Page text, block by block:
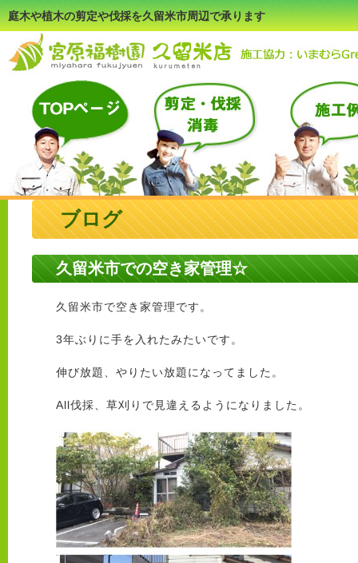
庭木や植木の剪定や伐採を久留米市周辺で承ります
ブログ
久留米市での空き家管理☆
久留米市で空き家管理です。
3年ぶりに手を入れたみたいです。
伸び放題、やりたい放題になってました。
All伐採、草刈りで見違えるようになりました。